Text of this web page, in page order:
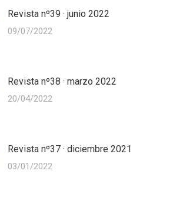
Revista nº39 · junio 2022
09/07/2022
Revista nº38 · marzo 2022
20/04/2022
Revista nº37 · diciembre 2021
03/01/2022